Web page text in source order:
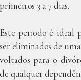
primeiros 3 a 7 dias.
Este período é ideal
ser eliminados de
voltados para o
de qualquer